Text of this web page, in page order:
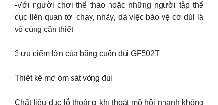
-Với người chơi thể thao hoặc những người tập thể
dục liên quan tới chạy, nhảy, đá việc bảo vệ cơ đùi là
vô cùng cần thiết
3 ưu điểm lớn của băng cuốn đùi GF502T
Thiết kế mở ôm sát vòng đùi
Chất liệu đục lỗ thoáng khí thoát mồ hôi nhanh không